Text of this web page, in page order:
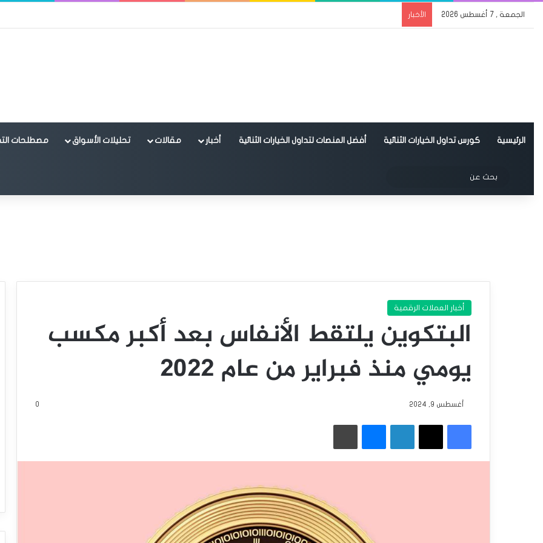
الجمعة , 7 أغسطس 2026 الأخبار
الرئيسية كورس تداول الخيارات الثنائية أفضل المنصات لتداول الخيارات الثنائية أخبار مقالات تحليلات الأسواق مصطلحات
الوضع المظلم
عن
أخبار العملات الرقمية
البتكوين يلتقط الأنفاس بعد أكبر مكسب
يومي منذ فبراير ‏من عام 2022‏
أغسطس 9, 2024 0
فيسبوك
‫X لينكدإن ماسنجر طباعة